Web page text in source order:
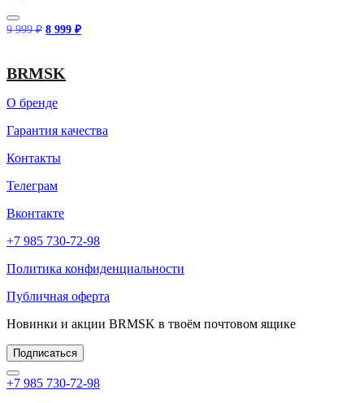
9 999₽ Первоначальная
цена
999 ₽.
8 999 ₽Текущая
цена:
BRMSK
О бренде
Гарантия качества
Контакты
Телеграм
Вконтакте
+7 985 730-72-98
Политика конфиденциальности
Публичная оферта
Новинки и акции BRMSK в твоём почтовом ящике
Подписаться
+7 985 730-72-98